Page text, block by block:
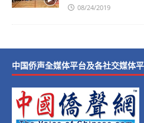
08/24/2019
中国侨声全媒体平台及各社交媒体